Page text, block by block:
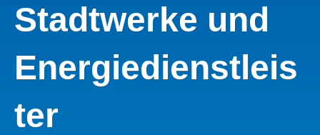
Stadtwerke und
Energiedienstleis
ter